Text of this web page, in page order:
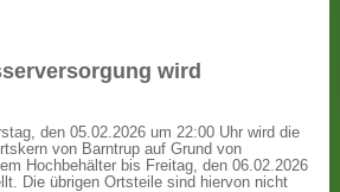
wird
den 05.02.2026 um 22:00 Uhr wird die
von Barntrup auf Grund von
Hochbehälter bis Freitag, den 06.02.2026
Die übrigen Ortsteile sind hiervon nicht